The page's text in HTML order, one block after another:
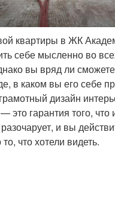
квартиры в ЖК
себе мысленно во
вы вряд ли
в каком вы его себе
дизайн
это гарантия того, что
и вы
что хотели видеть.